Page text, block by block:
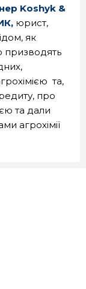
Koshyk &
юрист,
як
призводять
та,
про
та дали
агрохімії